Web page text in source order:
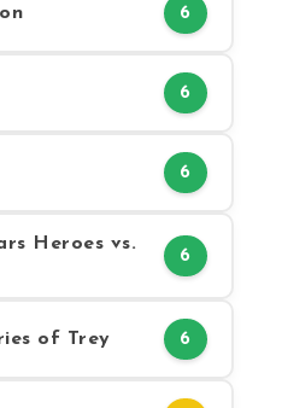
6
6
6
Heroes vs.
6
of Trey 6